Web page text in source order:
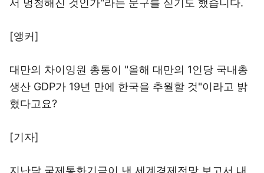
서 멍청해진 것인가"라는 문구를 싣기도 했습니다.
[앵커]
대만의 차이잉원 총통이 "올해 대만의 1인당 국내총
생산 GDP가 19년 만에 한국을 추월할 것"이라고 밝
혔다고요?
[기자]
지난달 국제통화기금이 낸 세계경제전망 보고서 내